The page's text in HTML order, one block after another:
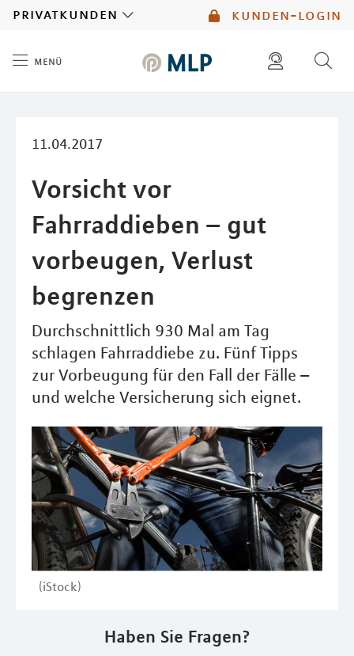
kunden-login
privatkunden
menü
11.04.2017
Vorsicht vor
Fahrraddieben – gut
vorbeugen, Verlust
begrenzen
Durchschnittlich 930 Mal am Tag
schlagen Fahrraddiebe zu. Fünf Tipps
zur Vorbeugung für den Fall der Fälle –
und welche Versicherung sich eignet.
(iStock)
Haben Sie Fragen?